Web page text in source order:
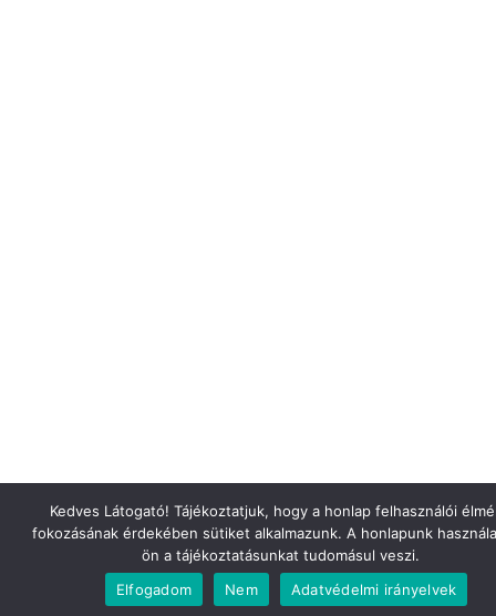
Kedves Látogató! Tájékoztatjuk, hogy a honlap felhasználói
fokozásának érdekében sütiket alkalmazunk. A honlapunk
ön a tájékoztatásunkat tudomásul veszi.
Elfogadom
Nem Adatvédelmi irányelvek